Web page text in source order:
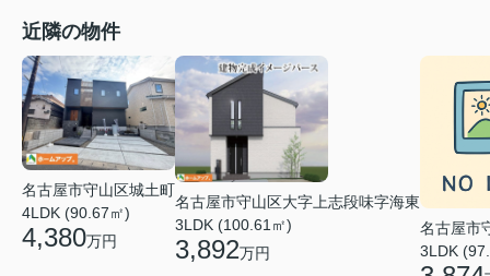
近隣の物件
名古屋市守山区城土町
4LDK (90.67㎡)
4,380万円
名古屋市守山区大字上志段味字海東
3LDK (100.61㎡)
3,892万円
名古屋市
3LDK